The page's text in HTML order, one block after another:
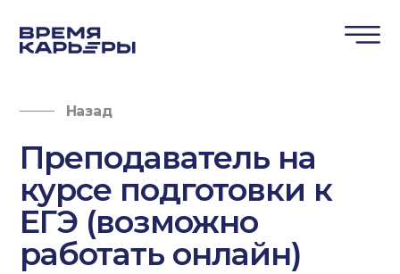
Назад
Преподаватель на
курсе подготовки к
ЕГЭ (возможно
работать онлайн)